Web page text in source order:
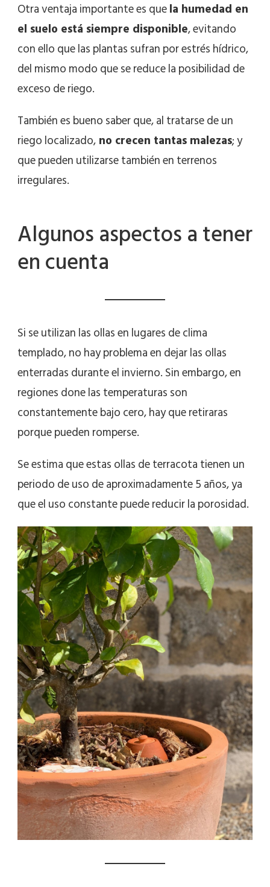
Otra ventaja importante es quela humedad en
el suelo está siempre disponible, evitando
con ello que las plantas sufran por estrés hídrico,
del mismo modo que se reduce la posibilidad de
exceso de riego.
También es bueno saber que, al tratarse de un
riego localizado,no crecen tantas malezas; y
que pueden utilizarse también en terrenos
irregulares.
Algunos aspectos a tener
en cuenta
Si se utilizan las ollas en lugares de clima
templado, no hay problema en dejar las ollas
enterradas durante el invierno. Sin embargo, en
regiones done las temperaturas son
constantemente bajo cero, hay que retiraras
porque pueden romperse.
Se estima que estas ollas de terracota tienen un
periodo de uso de aproximadamente 5 años, ya
que el uso constante puede reducir la porosidad.